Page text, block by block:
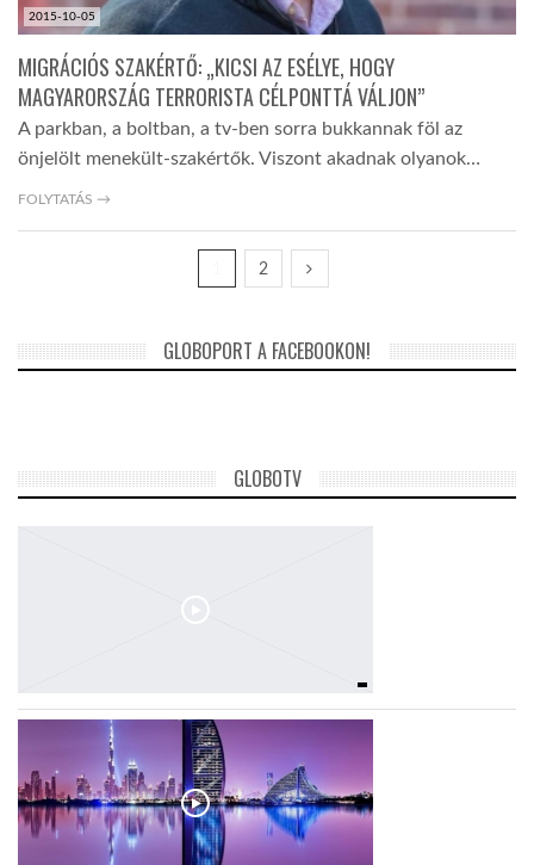
2015-10-05
MIGRÁCIÓS SZAKÉRTŐ: „KICSI AZ ESÉLYE, HOGY
MAGYARORSZÁG TERRORISTA CÉLPONTTÁ VÁLJON”
A parkban, a boltban, a tv-ben sorra bukkannak föl az
önjelölt menekült-szakértők. Viszont akadnak olyanok…
FOLYTATÁS →
2
GLOBOPORT A FACEBOOKON!
GLOBOTV